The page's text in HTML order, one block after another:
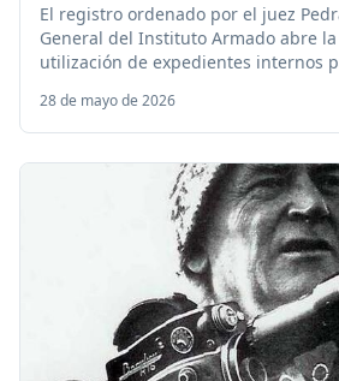
cercaban al PSOE?
El registro ordenado por el juez
General del Instituto Armado abre
utilización de expedientes internos
28 de mayo de 2026